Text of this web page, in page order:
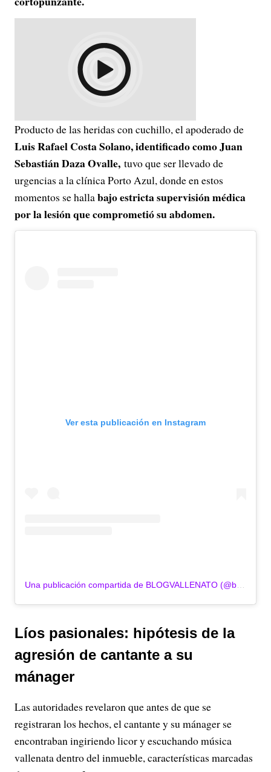
Producto de las heridas con cuchillo, el apoderado de
Luis Rafael Costa Solano, identificado como Juan
Sebastián Daza Ovalle, tuvo que ser llevado de
urgencias a la clínica Porto Azul, donde en estos
momentos se hallabajo estricta supervisión médica
por la lesión que comprometió su abdomen.
Ver esta publicación en Instagram
Líos pasionales: hipótesis de la
agresión de cantante a su
mánager
Las autoridades revelaron que antes de que se
registraran los hechos, el cantante y su mánager se
encontraban ingiriendo licor y escuchando música
vallenata dentro del inmueble, características marcadas